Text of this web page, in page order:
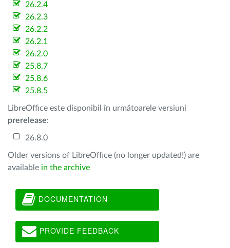
26.2.4
26.2.3
26.2.2
26.2.1
26.2.0
25.8.7
25.8.6
25.8.5
LibreOffice este disponibil în următoarele versiuni
prerelease:
26.8.0
Older versions of LibreOffice (no longer updated!) are
available in the archive
DOCUMENTATION
PROVIDE FEEDBACK